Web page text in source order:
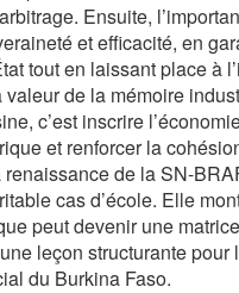
Ensuite,
et efficacité, en
tout en laissant place à
de la mémoire
c’est inscrire
et renforcer la
de la SN-
cas d’école. Elle
peut devenir une
leçon structurante pour
du Burkina Faso.